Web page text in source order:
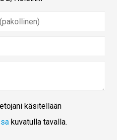
käsitellään
kuvatulla tavalla.